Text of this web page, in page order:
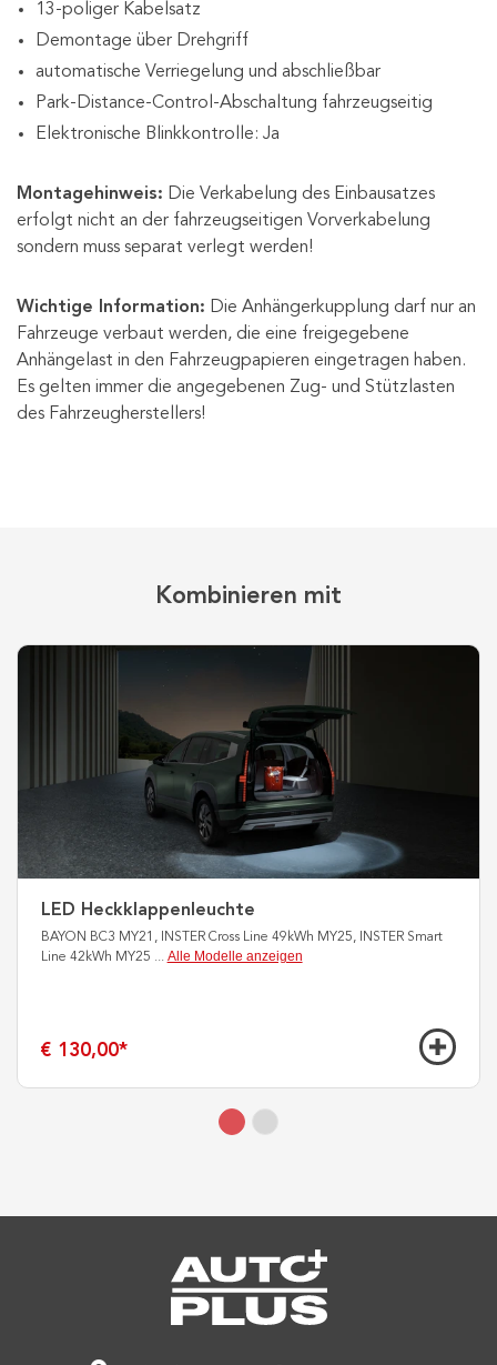
13-poliger Kabelsatz
Demontage über Drehgriff
automatische Verriegelung und abschließbar
Park-Distance-Control-Abschaltung fahrzeugseitig
Elektronische Blinkkontrolle: Ja
Montagehinweis: Die Verkabelung des Einbausatzes
erfolgt nicht an der fahrzeugseitigen Vorverkabelung
sondern muss separat verlegt werden!
Wichtige Information: Die Anhängerkupplung darf nur an
Fahrzeuge verbaut werden, die eine freigegebene
Anhängelast in den Fahrzeugpapieren eingetragen haben.
Es gelten immer die angegebenen Zug- und Stützlasten
des Fahrzeugherstellers!
Kombinieren mit
LED Heckklappenleuchte
BAYON BC3 MY21, INSTER Cross Line 49kWh MY25, INSTER Smart
Line 42kWh MY25 ... Alle Modelle anzeigen
€ 130,00*